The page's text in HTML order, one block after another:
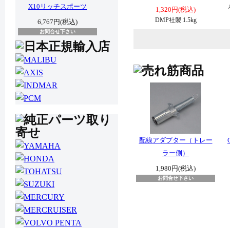
1,320円(税込)
DMP社製 1.5kg
配線アダプター（トレー
ラー側）
1,980円(税込)
お問合せ下さい
X10リッチスポーツ
6,767円(税込)
お問合せ下さい